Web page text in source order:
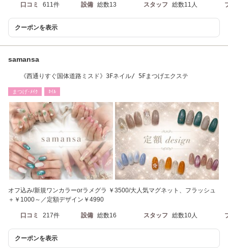
口コミ 611件 設備 総数13 スタッフ 総数11人
クーポンを表示
samansa
《西通りすぐ国体道路ミスド》3Fネイル/ 5Fまつげエクステ
まつげ･ﾒｲｸ ﾈｲﾙ
オフ込み/新規ワンカラーorラメグラ ￥3500/大人気マグネット、フラッシュ
＋￥1000～／定額デザイン￥4990
口コミ 217件 設備 総数16 スタッフ 総数10人
クーポンを表示